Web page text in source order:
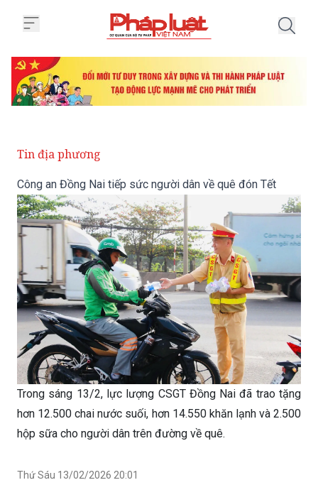
Tin địa phương
Công an Đồng Nai tiếp sức người dân về quê đón Tết
Trong sáng 13/2, lực lượng CSGT Đồng Nai đã trao tặng
hơn 12.500 chai nước suối, hơn 14.550 khăn lạnh và 2.500
hộp sữa cho người dân trên đường về quê.
Thứ Sáu 13/02/2026 20:01